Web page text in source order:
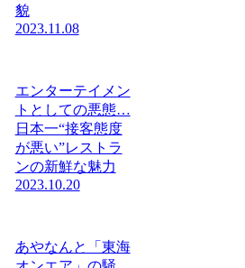
貌
2023.11.08
エンターテイメン
トとしての悪態…
日本一“接客態度
が悪い”レストラ
ンの新鮮な魅力
2023.10.20
あやなんと「東海